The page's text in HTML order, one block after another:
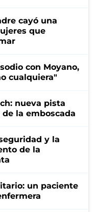
cayó una
que
con Moyano,
cualquiera"
nueva pista
la emboscada
y la
de la
un paciente